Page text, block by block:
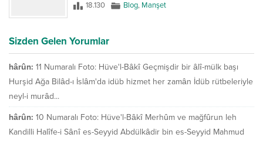
18.130 Blog, Manşet
Sizden Gelen Yorumlar
hârûn: 11 Numaralı Foto: Hüve'l-Bâkî Geçmişdir bir âlî-mülk başı
Hurşid Ağa Bilâd-ı İslâm'da idüb hizmet her zamân İdüb rütbeleriyle
neyl-i murâd...
hârûn: 10 Numaralı Foto: Hüve'l-Bâkî Merhûm ve mağfûrun leh
Kandilli Halîfe-i Sânî es-Seyyid Abdülkâdir bin es-Seyyid Mahmud